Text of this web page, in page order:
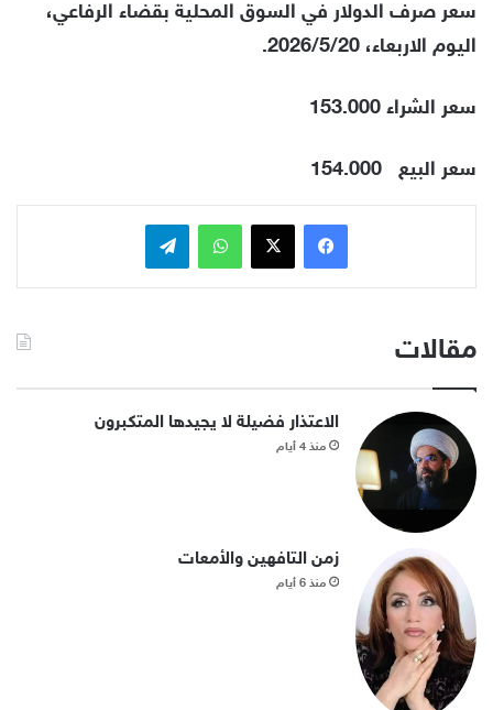
سعر صرف الدولار في السوق المحلية بقضاء الرفاعي،
اليوم الاربعاء، 2026/5/20.
سعر الشراء 153.000
سعر البيع 154.000
فيسبوكx واتساب تيلقرام
مقالات
الاعتذار فضيلة لا يجيدها المتكبرون
منذ 4 أيام
زمن التافهين والأمعات
منذ 6 أيام